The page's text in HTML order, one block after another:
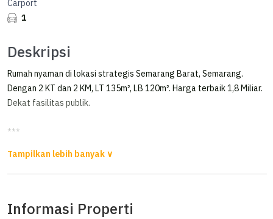
Carport
1
Deskripsi
Rumah nyaman di lokasi strategis Semarang Barat, Semarang.
Dengan 2 KT dan 2 KM, LT 135m², LB 120m². Harga terbaik 1,8 Miliar.
Dekat fasilitas publik.
***
Luas Tanah 135m²
Informasi Properti